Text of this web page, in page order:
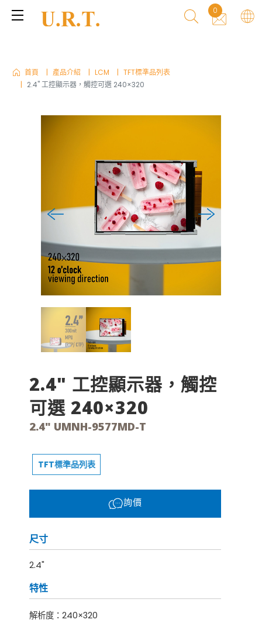
0
首頁 產品介紹 LCM
TFT標準品列表
2.4" 工控顯示器，觸控可選 240×320
2.4" 工控顯示器，觸控
可選 240×320
2.4" UMNH-9577MD-T
TFT標準品列表
詢價
尺寸
2.4"
特性
解析度：240×320